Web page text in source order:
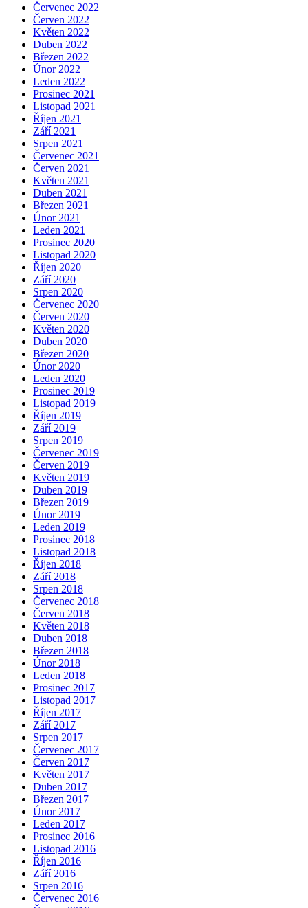
Červenec 2022
Červen 2022
Květen 2022
Duben 2022
Březen 2022
Únor 2022
Leden 2022
Prosinec 2021
Listopad 2021
Říjen 2021
Září 2021
Srpen 2021
Červenec 2021
Červen 2021
Květen 2021
Duben 2021
Březen 2021
Únor 2021
Leden 2021
Prosinec 2020
Listopad 2020
Říjen 2020
Září 2020
Srpen 2020
Červenec 2020
Červen 2020
Květen 2020
Duben 2020
Březen 2020
Únor 2020
Leden 2020
Prosinec 2019
Listopad 2019
Říjen 2019
Září 2019
Srpen 2019
Červenec 2019
Červen 2019
Květen 2019
Duben 2019
Březen 2019
Únor 2019
Leden 2019
Prosinec 2018
Listopad 2018
Říjen 2018
Září 2018
Srpen 2018
Červenec 2018
Červen 2018
Květen 2018
Duben 2018
Březen 2018
Únor 2018
Leden 2018
Prosinec 2017
Listopad 2017
Říjen 2017
Září 2017
Srpen 2017
Červenec 2017
Červen 2017
Květen 2017
Duben 2017
Březen 2017
Únor 2017
Leden 2017
Prosinec 2016
Listopad 2016
Říjen 2016
Září 2016
Srpen 2016
Červenec 2016